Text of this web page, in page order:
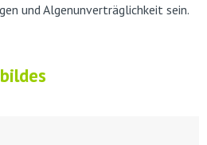
und Algenunverträglichkeit sein.